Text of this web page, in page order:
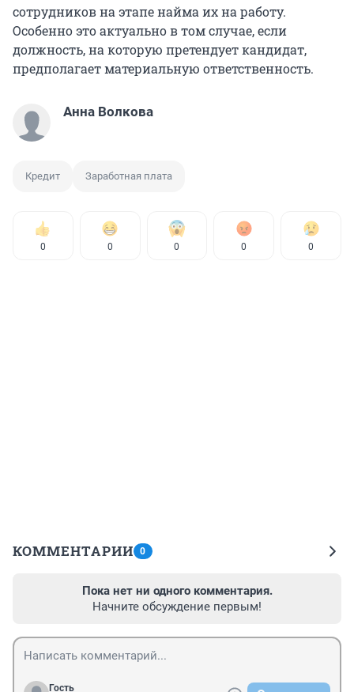
сотрудников на этапе найма их на работу.
Особенно это актуально в том случае, если
должность, на которую претендует кандидат,
предполагает материальную ответственность.
Анна Волкова
Кредит Заработная плата
0 0 0 0 0
КОММЕНТАРИИ 0
Пока нет ни одного комментария.
Начните обсуждение первым!
Гость